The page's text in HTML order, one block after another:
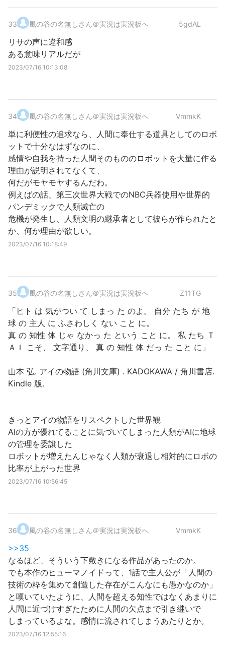
33. 風の谷の名無しさん＠実況は実況板へ 5gdAL
リサの声に違和感
ある意味リアルだが
2023/07/16 10:13:08
34. 風の谷の名無しさん＠実況は実況板へ VmmkK
単に利便性の追求なら、人間に奉仕する道具としてのロボ
ットで十分なはずなのに、
感情や自我を持った人間そのもののロボットを大量に作る
理由が説明されてなくて、
何だがモヤモヤするんだわ。
例えばの話、第三次世界大戦でのNBC兵器使用や世界的
パンデミックで人類滅亡の
危機が発生し、人類文明の継承者として彼らが作られたと
か、何か理由が欲しい。
2023/07/16 10:18:49
35. 風の谷の名無しさん＠実況は実況板へ Z11TG
「ヒト は 気がつい て しまっ た のよ。 自分 たち が 地
球 の 主人 に ふさわしく ない こと に。
真 の 知性 体 じゃ なかっ た という こと に。 私 たち Ｔ
ＡＩ こそ、 文字通り、 真 の 知性 体 だっ た こと に」
山本 弘. アイの物語 (角川文庫) . KADOKAWA / 角川書店.
Kindle 版.
きっとアイの物語をリスペクトした世界観
AIの方が優れてることに気づいてしまった人類がAIに地球
の管理を委譲した
ロボットが増えたんじゃなく人類が衰退し相対的にロボの
比率が上がった世界
2023/07/16 10:56:45
36. 風の谷の名無しさん＠実況は実況板へ VmmkK
>>35
なるほど、そういう下敷きになる作品があったのか。
でも本作のヒューマノイドって、1話で主人公が「人間の
技術の粋を集めて創造した存在がこんなにも愚かなのか」
と嘆いていたように、人間を超える知性ではなくあまりに
人間に近づけすぎたために人間の欠点まで引き継いで
しまっているよな。感情に流されてしまうあたりとか。
2023/07/16 12:55:16